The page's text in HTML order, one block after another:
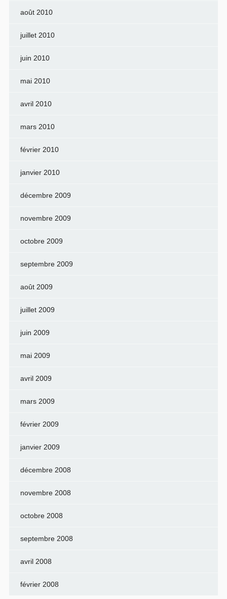
août 2010
juillet 2010
juin 2010
mai 2010
avril 2010
mars 2010
février 2010
janvier 2010
décembre 2009
novembre 2009
octobre 2009
septembre 2009
août 2009
juillet 2009
juin 2009
mai 2009
avril 2009
mars 2009
février 2009
janvier 2009
décembre 2008
novembre 2008
octobre 2008
septembre 2008
avril 2008
février 2008